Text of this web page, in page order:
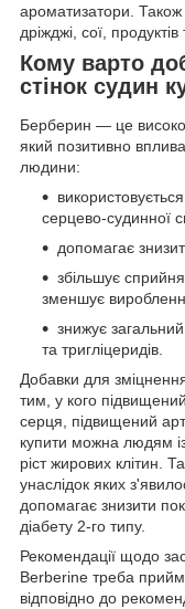
ароматизатори. Також
дріжджі, сої,
Кому варто
стінок судин
Берберин — це
який позитивно
людини:
серцево-судинної
допомагає
збільшує
зменшує
знижує загальний
та тригліцеридів.
Добавки для
тим, у кого
серця, підвищений
купити можна людям
ріст жирових клітин.
унаслідок яких
допомагає знизити
діабету 2-го типу.
Рекомендації щодо
Berberine треба
відповідно до